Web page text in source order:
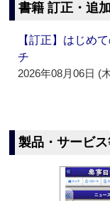
書籍 訂正・追
【訂正】はじめ
チ
2026年08月06日 (
製品・サービ